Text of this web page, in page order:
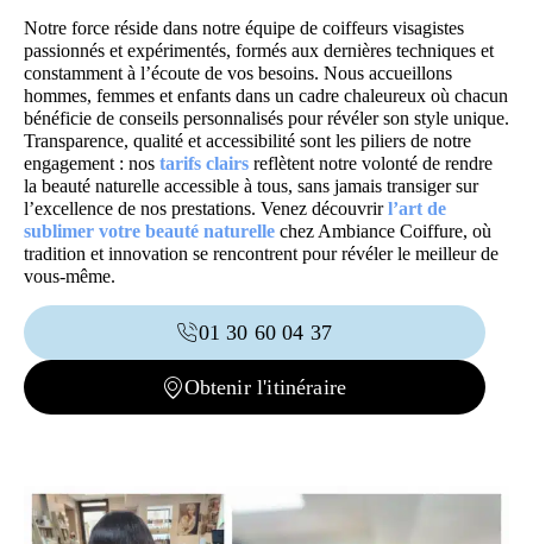
Notre force réside dans notre équipe de coiffeurs visagistes
passionnés et expérimentés, formés aux dernières techniques et
constamment à l’écoute de vos besoins. Nous accueillons
hommes, femmes et enfants dans un cadre chaleureux où chacun
bénéficie de conseils personnalisés pour révéler son style unique.
Transparence, qualité et accessibilité sont les piliers de notre
engagement : nos tarifs clairs reflètent notre volonté de rendre
la beauté naturelle accessible à tous, sans jamais transiger sur
l’excellence de nos prestations. Venez découvrirl’art de
sublimer votre beauté naturelle chez Ambiance Coiffure, où
tradition et innovation se rencontrent pour révéler le meilleur de
vous-même.
01 30 60 04 37
Obtenir l'itinéraire